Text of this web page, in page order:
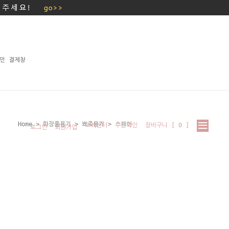
결제창
로그인 회원가입 고객센터 주문확인 장바구니 [ 0
Home>화장품용기 > 뾰족용기> 스퀘어